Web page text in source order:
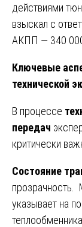
действиями
взыскал с
АКПП — 340
Ключевые
технической
В процессе
передач
критически
Состояние
прозрачность.
указывает на